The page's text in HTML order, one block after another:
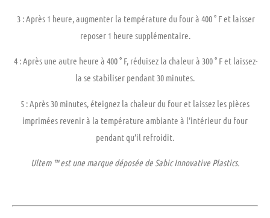
3 : Après 1 heure, augmenter la température du four à 400 ° F et laisser
reposer 1 heure supplémentaire.
4 : Après une autre heure à 400 ° F, réduisez la chaleur à 300 ° F et laissez-
la se stabiliser pendant 30 minutes.
5 : Après 30 minutes, éteignez la chaleur du four et laissez les pièces
imprimées revenir à la température ambiante à l’intérieur du four
pendant qu’il refroidit.
Ultem ™ est une marque déposée de Sabic Innovative Plastics.